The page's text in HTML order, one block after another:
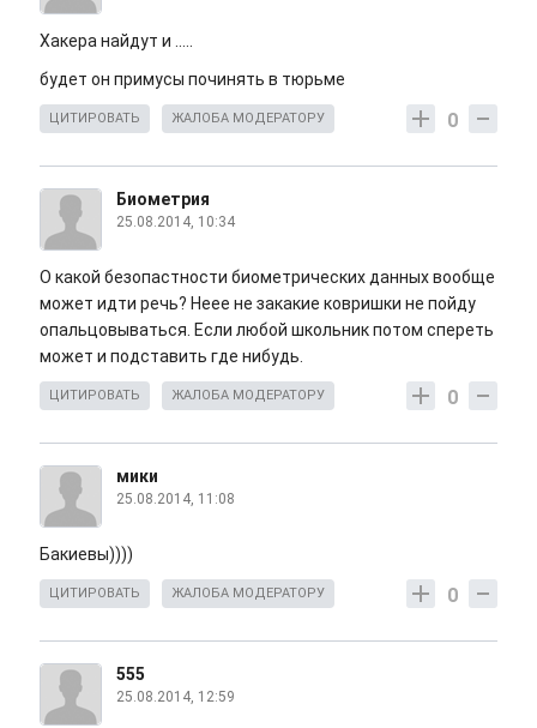
Хакера найдут и .....
будет он примусы починять в тюрьме
0
ЦИТИРОВАТЬ ЖАЛОБА МОДЕРАТОРУ
Биометрия
25.08.2014, 10:34
О какой безопастности биометрических данных вообще
может идти речь? Неее не закакие ковришки не пойду
опальцовываться. Если любой школьник потом спереть
может и подставить где нибудь.
0
ЦИТИРОВАТЬ ЖАЛОБА МОДЕРАТОРУ
мики
25.08.2014, 11:08
Бакиевы))))
0
ЦИТИРОВАТЬ ЖАЛОБА МОДЕРАТОРУ
555
25.08.2014, 12:59